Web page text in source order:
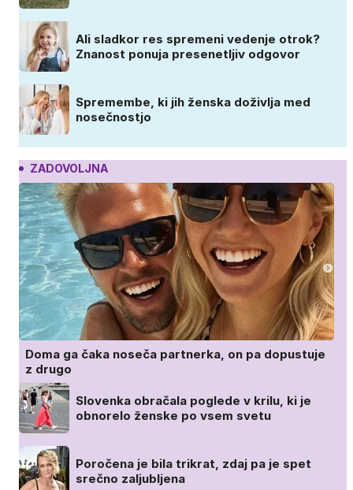
Ali sladkor res spremeni vedenje otrok?
Znanost ponuja presenetljiv odgovor
Spremembe, ki jih ženska doživlja med
nosečnostjo
ZADOVOLJNA
Doma ga čaka noseča partnerka, on pa dopustuje
z drugo
Slovenka obračala poglede v krilu, ki je
obnorelo ženske po vsem svetu
Poročena je bila trikrat, zdaj pa je spet
srečno zaljubljena